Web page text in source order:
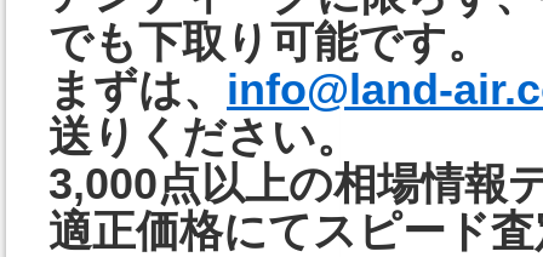
でも下取り可能です。
まずは、 info@land-
送りください。
3,000点以上の相場情報
適正価格にてスピード